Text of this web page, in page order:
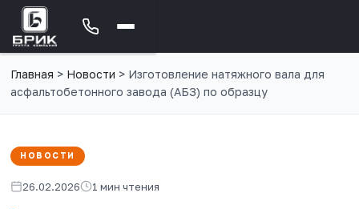
Главная > Новости > Изготовление натяжного вала для
асфальтобетонного завода (АБЗ) по образцу
НОВОСТИ
26.02.2026 1 мин чтения